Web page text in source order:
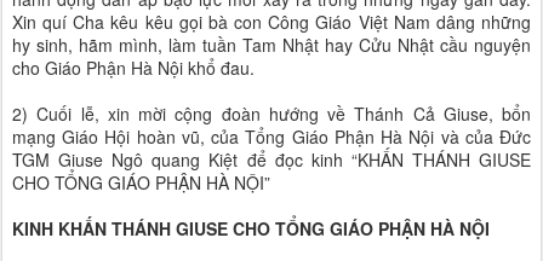
Xin quí Cha kêu kêu gọi bà con Công Giáo Việt Nam dâng những
hy sinh, hãm mình, làm tuần Tam Nhật hay Cửu Nhật cầu nguyện
cho Giáo Phận Hà Nội khổ đau.
2) Cuối lễ, xin mời cộng đoàn hướng về Thánh Cả Giuse, bổn
mạng Giáo Hội hoàn vũ, của Tổng Giáo Phận Hà Nội và của Đức
TGM Giuse Ngô quang Kiệt để đọc kinh “KHẤN THÁNH GIUSE
CHO TỔNG GIÁO PHẬN HÀ NỘI”
KINH KHẤN THÁNH GIUSE CHO TỔNG GIÁO PHẬN HÀ NỘI